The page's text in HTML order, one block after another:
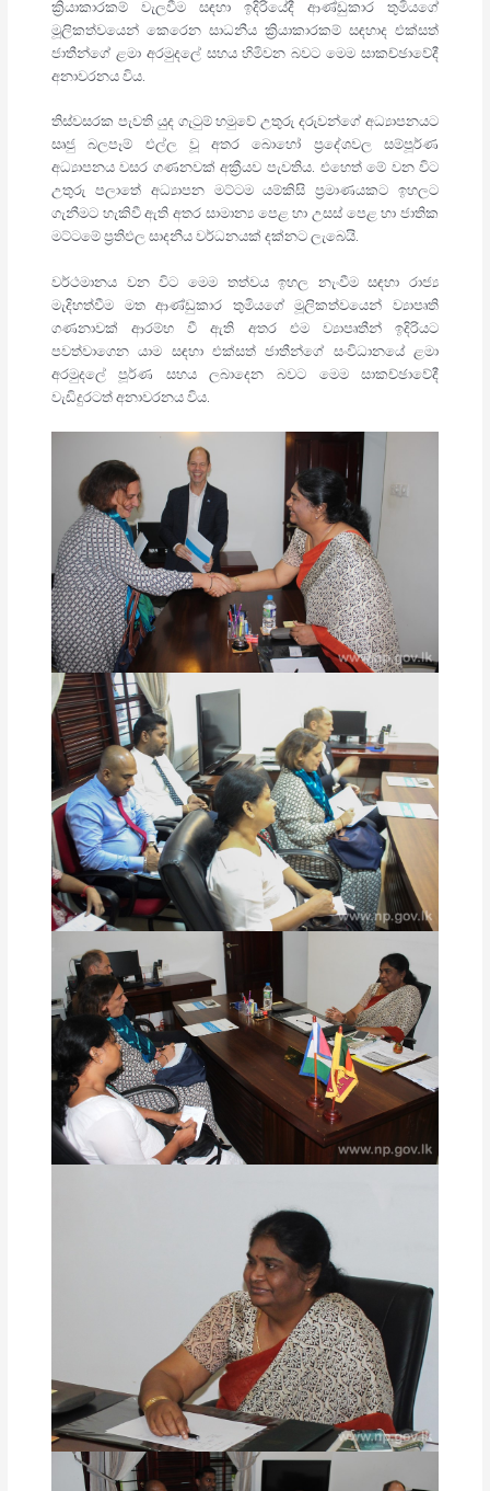
ක්‍රියාකාරකම් වැලවීම සඳහා ඉදිරියේදී ආණ්ඩුකාර තුමියගේ
මූලිකත්වයෙන් කෙරෙන සාධනීය ක්‍රියාකාරකම් සඳහාද එක්සත්
ජාතීන්ගේ ළමා අරමුදලේ සහය හිමිවන බවට මෙම සාකච්ඡාවේදී
අනාවරනය විය.
තිස්වසරක පැවති යුද ගැටුම් හමුවේ උතුරු දරුවන්ගේ අධ්‍යාපනයට
සෘජු බලපෑම් එල්ල වූ අතර බොහෝ ප්‍රදේශවල සම්පූර්ණ
අධ්‍යාපනය වසර ගණනවක් අක්‍රීයව පැවතිය. එහෙත් මේ වන විට
උතුරු පලාතේ අධ්‍යාපන මට්ටම යම්කිසි ප්‍රමාණයකට ඉහලට
ගැනීමට හැකිවී ඇති අතර සාමාන්‍ය පෙළ හා උසස් පෙළ හා ජාතික
මට්ටමේ ප්‍රතිඵල සාදනීය වර්ධනයක් දක්නට ලැබෙයි.
වර්ථමානය වන විට මෙම තත්වය ඉහල නැංවීම සඳහා රාජ්‍ය
මැදිහත්වීම මත ආණ්ඩුකාර තුමියගේ මූලිකත්වයෙන් ව්‍යාපෘති
ගණනාවක් ආරම්භ වී ඇති අතර එම ව්‍යාපෘතීන් ඉදිරියට
පවත්වාගෙන යාම සඳහා එක්සත් ජාතීන්ගේ සංවිධානයේ ළමා
අරමුදලේ පූර්ණ සහය ලබාදෙන බවට මෙම සාකච්ඡාවේදී
වැඩිදුරටත් අනාවරනය විය.